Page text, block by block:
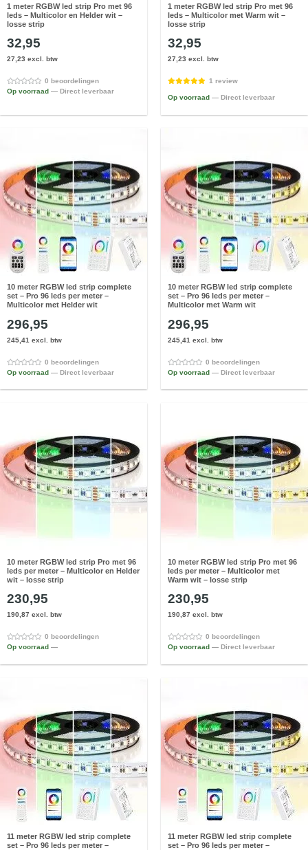
1 meter RGBW led strip Pro met 96
leds – Multicolor en Helder wit –
losse strip
32,95
27,23 excl. btw
0 beoordelingen
Op voorraad — Direct leverbaar
1 meter RGBW led strip Pro met 96
leds – Multicolor met Warm wit –
losse strip
32,95
27,23 excl. btw
1 review
Op voorraad — Direct leverbaar
10 meter RGBW led strip complete
set – Pro 96 leds per meter –
Multicolor met Helder wit
296,95
245,41 excl. btw
0 beoordelingen
Op voorraad — Direct leverbaar
10 meter RGBW led strip complete
set – Pro 96 leds per meter –
Multicolor met Warm wit
296,95
245,41 excl. btw
0 beoordelingen
Op voorraad — Direct leverbaar
10 meter RGBW led strip Pro met 96
leds per meter – Multicolor en Helder
wit – losse strip
230,95
190,87 excl. btw
0 beoordelingen
Op voorraad —
10 meter RGBW led strip Pro met 96
leds per meter – Multicolor met
Warm wit – losse strip
230,95
190,87 excl. btw
0 beoordelingen
Op voorraad — Direct leverbaar
11 meter RGBW led strip complete
set – Pro 96 leds per meter –
11 meter RGBW led strip complete
set – Pro 96 leds per meter –